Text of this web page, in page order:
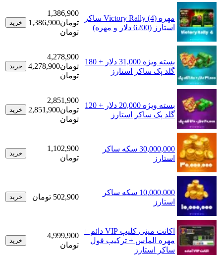
مهره Victory Rally (4) ساکر
استارز (6200 دلار و مهره)
1,386,900
تومان1,386,900
تومان
خرید
بسته ویژه 31,000 دلار + 180
گلد پک ساکر استارز
4,278,900
تومان4,278,900
خرید
بسته ویژه 20,000 دلار + 120
گلد پک ساکر استارز
2,851,900
تومان2,851,900
خرید
30,000,000 سکه ساکر
استارز
1,102,900
خرید
10,000,000 سکه ساکر
استارز
502,900 تومان خرید
اکانت مینی کلیپ VIP دائم +
مهره الماس + ترکیب فول
ساکر استارز
4,999,900
تومان
خرید